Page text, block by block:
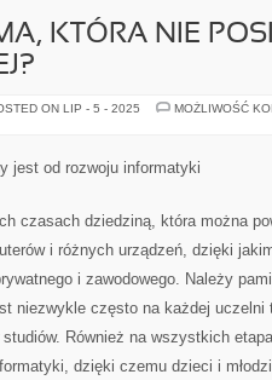
KTÓRA NIE
ON LIP - 5 - 2025
MOŻLIWOŚĆ
jest od rozwoju informatyki
czasach dziedziną, która można
i różnych urządzeń, dzięki
i zawodowego. Należy
niezwykle często na każdej uczelni
Również na wszystkich
dzięki czemu dzieci i